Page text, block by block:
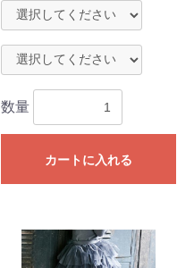
数量
カートに入れる